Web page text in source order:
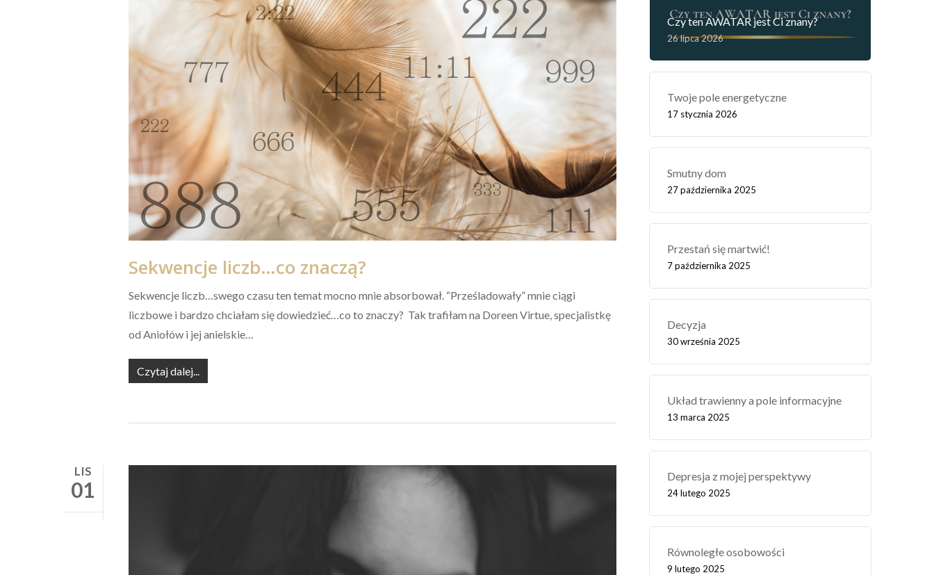
Sekwencje liczb…co znaczą?
Sekwencje liczb…swego czasu ten temat mocno mnie absorbował. “Prześladowały” mnie ciągi
liczbowe i bardzo chciałam się dowiedzieć…co to znaczy? Tak trafiłam na Doreen Virtue, specjalistkę
od Aniołów i jej anielskie…
Czytaj dalej...
LIS
01
Czy ten AWATAR jest Ci znany?
26 lipca 2026
Twoje pole energetyczne
17 stycznia 2026
Smutny dom
27 października 2025
Przestań się martwić!
7 października 2025
Decyzja
30 września 2025
Układ trawienny a pole informacyjne
13 marca 2025
Depresja z mojej perspektywy
24 lutego 2025
Równoległe osobowości
9 lutego 2025